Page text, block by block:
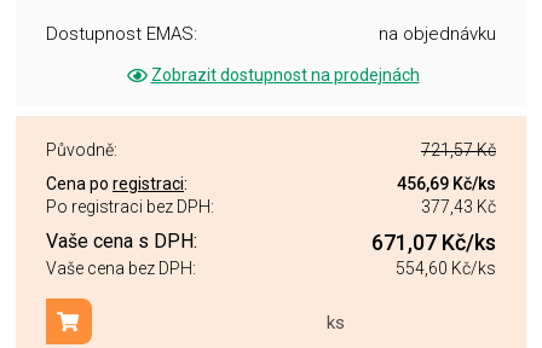
Dostupnost EMAS: na objednávku
Zobrazit dostupnost na prodejnách
Původně:
721,57 Kč
Cena po registraci: 456,69 Kč/ks
Po registraci bez DPH:
377,43 Kč
Vaše cena s DPH: 671,07 Kč/ks
Vaše cena bez DPH: 554,60 Kč/ks
ks
Přidat do košíku